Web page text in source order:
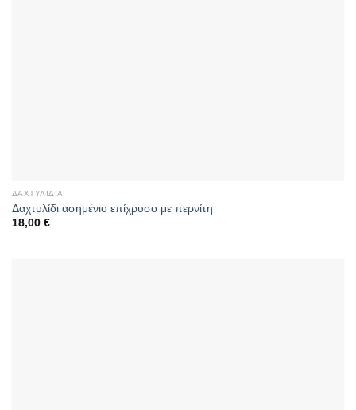
ΔΑΧΤΥΛΊΔΙΑ
Δαχτυλίδι ασημένιο επίχρυσο με περνίτη
18,00 €